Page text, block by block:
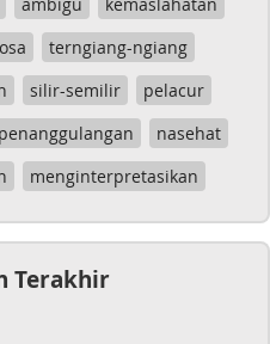
terngiang-ngiang
silir-semilir
pelacur
penanggulangan
nasehat
menginterpretasikan
Terakhir